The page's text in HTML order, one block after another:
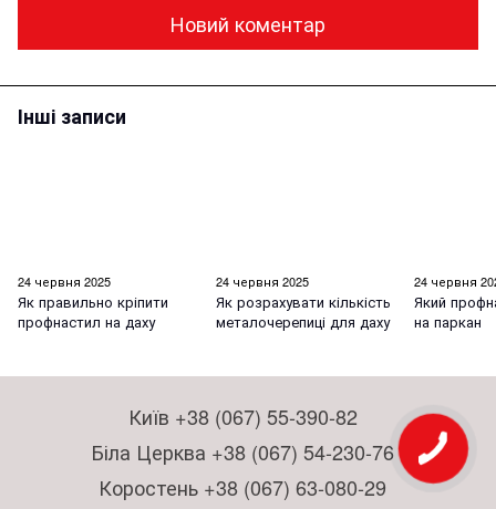
Новий коментар
Інші записи
24 червня 2025
Як правильно кріпити
профнастил на даху
24 червня 2025
Як розрахувати кількість
металочерепиці для даху
24 червня
Який
на паркан
Київ +38 (067) 55-390-82
Біла Церква +38 (067) 54-230-76
Коростень +38 (067) 63-080-29